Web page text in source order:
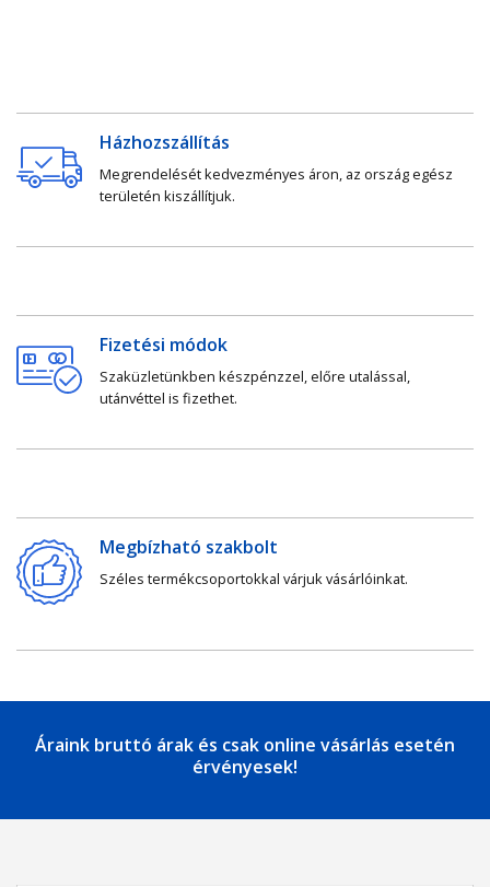
Házhozszállítás
Megrendelését kedvezményes áron, az ország egész
területén kiszállítjuk.
Fizetési módok
Szaküzletünkben készpénzzel, előre utalással,
utánvéttel is fizethet.
Megbízható szakbolt
Széles termékcsoportokkal várjuk vásárlóinkat.
Áraink bruttó árak és csak online vásárlás esetén
érvényesek!